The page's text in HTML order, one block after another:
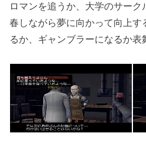
ロマンを追うか、大学のサー
春しながら夢に向かって向上す
るか、ギャンブラーになるか表